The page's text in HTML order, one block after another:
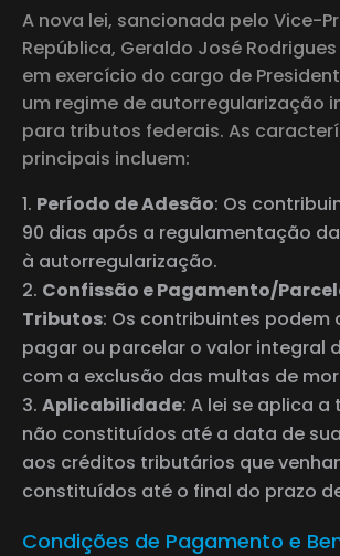
A nova lei, sancionada pelo Vice-
República, Geraldo José Rodrigues
em exercício do cargo de
um regime de autorregularização
para tributos federais. As
principais incluem:
Período de Adesão: Os
90 dias após a regulamentação
à autorregularização.
Confissão e Pagamento/
Tributos: Os contribuintes podem
pagar ou parcelar o valor integral
com a exclusão das multas de
Aplicabilidade: A lei se aplica
não constituídos até a data de
aos créditos tributários que
constituídos até o final do prazo
Condições de Pagamento e